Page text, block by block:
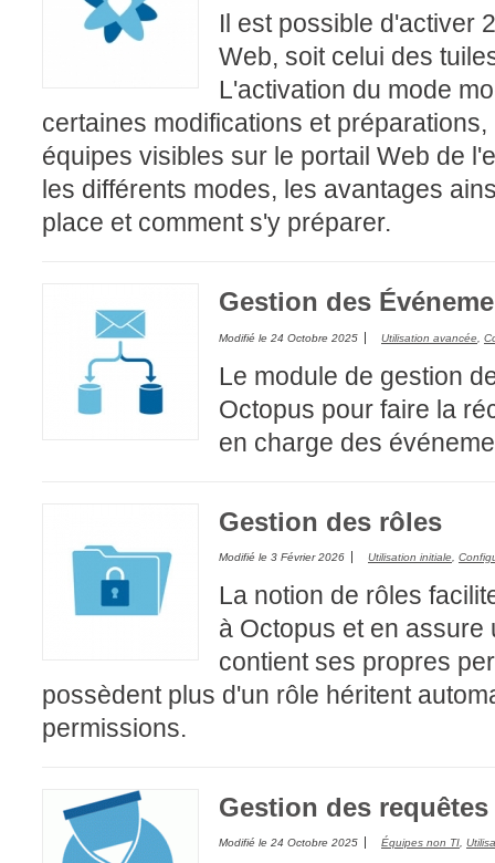
Gestion des
Gestion des
groupe
groupes
Importation-
interéquipe
Interne
ITIL®
Journée
JUO
Locaux
MailIntegration
Mobile Octopus
niveaux
Notes de
Outils
permissions
Il est possible d'activer
Web, soit celui des
L'activation du mode
certaines modifications et
équipes visibles sur le portail Web de
les différents modes, les avantages
place et comment s'y préparer.
Gestion des
Modifié le 24 Octobre 2025 Utilisation avancée
Le module de gestion
Octopus pour faire la
en charge des
Gestion des rôles
Modifié le 3 Février 2026 Utilisation initiale
La notion de rôles
à Octopus et en
contient ses propres
possèdent plus d'un rôle héritent
permissions.
Gestion des
Modifié le 24 Octobre 2025 Équipes non TI